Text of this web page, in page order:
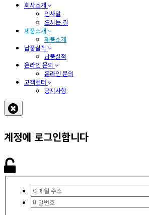
회사소개
인사말
오시는 길
제품소개
제품소개
납품실적
납품실적
온라인 문의
온라인 문의
고객센터
공지사항
계정에 로그인합니다